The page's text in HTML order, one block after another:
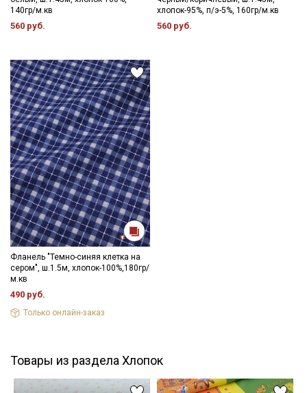
140гр/м.кв
560 руб.
хлопок-95%, п/э-5%, 160гр/м.кв
560 руб.
Фланель "Темно-синяя клетка на
сером", ш.1.5м, хлопок-100%,180гр/
м.кв
490 руб.
Только онлайн-заказ
Товары из раздела Хлопок